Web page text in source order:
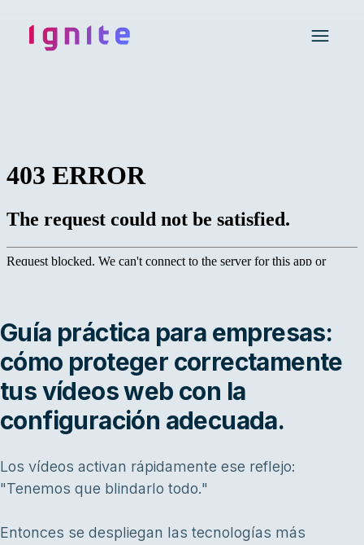
Ignite • Video Experience Cloud
Open
Guía práctica para empresas:
cómo proteger correctamente
tus vídeos web con la
configuración adecuada.
Los vídeos activan rápidamente ese reflejo:
"Tenemos que blindarlo todo."
Entonces se despliegan las tecnologías más